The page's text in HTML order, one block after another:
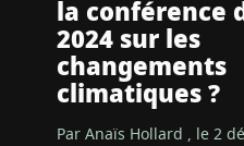
la conférence
2024 sur les
changements
climatiques ?
Par Anaïs Hollard , le 2